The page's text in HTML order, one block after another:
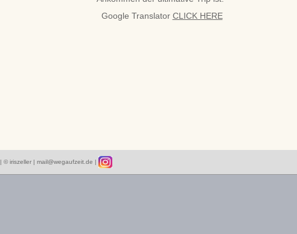
Google Translator CLICK HERE
| © iriszeller | mail@wegaufzeit.de |